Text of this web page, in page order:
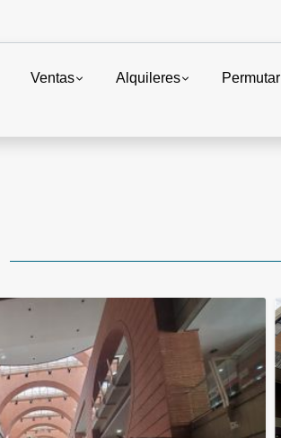
Ventas Alquileres Permutar